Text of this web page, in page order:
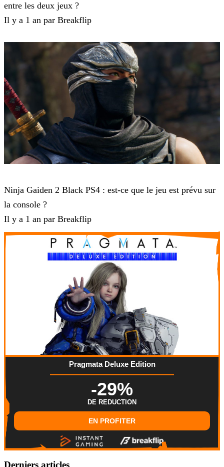
entre les deux jeux ?
Il y a 1 an par Breakflip
Ninja Gaiden 2 Black PS4 : est-ce que le jeu est prévu sur
la console ?
Il y a 1 an par Breakflip
Pragmata Deluxe Edition
-29%
DE REDUCTION
EN PROFITER
Derniers articles